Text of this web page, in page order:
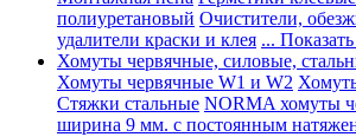
полиуретановый Очистители,
удалители краски и клея ...
Хомуты червячные, силовые,
Хомуты червячные W1 и W2
Стяжки стальные NORMA хомуты
ширина 9 мм. с постоянным